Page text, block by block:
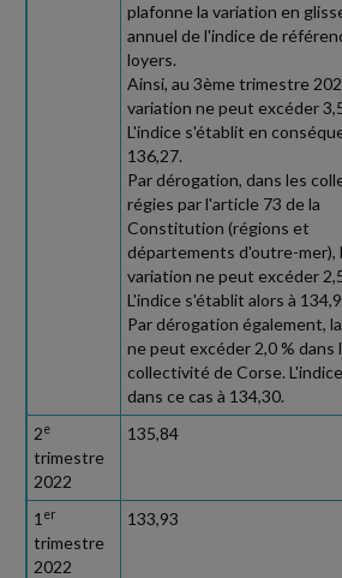
plafonne la variation en
annuel de l'indice de
loyers.
Ainsi, au 3ème trimestre
variation ne peut excéder
L'indice s'établit en
136,27.
Par dérogation, dans les
régies par l'article 73 de la
Constitution (régions et
départements d'outre-mer),
variation ne peut excéder
L'indice s'établit alors à
Par dérogation également,
ne peut excéder 2,0 % dans
collectivité de Corse.
dans ce cas à 134,30.
2e
trimestre
2022
135,84
1 er
trimestre
2022
133,93